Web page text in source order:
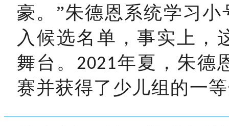
豪。”朱德恩系统学习
入候选名单，事实上，
舞台。 2021年夏，朱德
赛并获得了少儿组的一